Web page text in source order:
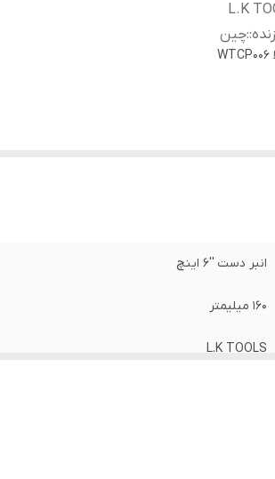
L.K
:چین
WTCP006
انبر دست ''6 اینچ
160 میلیمتر
L.K TOOLS